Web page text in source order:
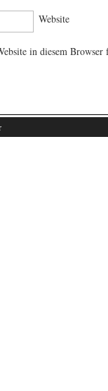
Website
in diesem Browser